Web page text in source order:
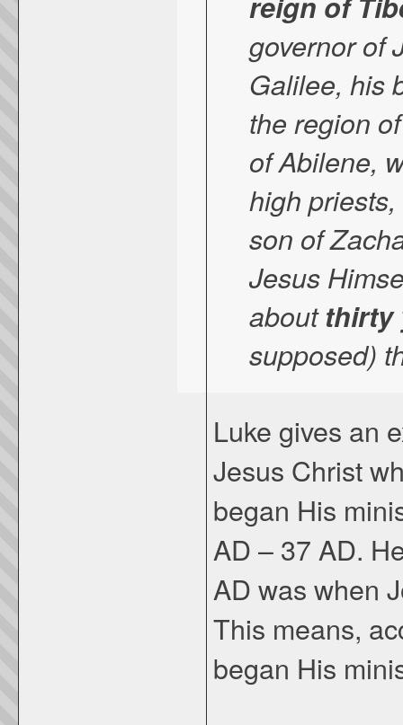
governor of
Galilee, his
the region
of Abilene,
high
son of
Jesus
aboutthirty
supposed)
Luke gives an
Jesus Christ
began His
AD – 37 AD.
AD was when
This means,
began His